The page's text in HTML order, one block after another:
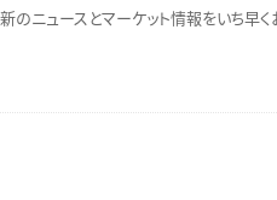
のニュースとマーケット情報をいち早く